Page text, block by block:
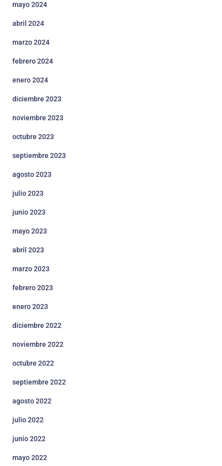
mayo 2024
abril 2024
marzo 2024
febrero 2024
enero 2024
diciembre 2023
noviembre 2023
octubre 2023
septiembre 2023
agosto 2023
julio 2023
junio 2023
mayo 2023
abril 2023
marzo 2023
febrero 2023
enero 2023
diciembre 2022
noviembre 2022
octubre 2022
septiembre 2022
agosto 2022
julio 2022
junio 2022
mayo 2022